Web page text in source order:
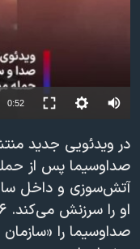
علم و فناوری
گالری عکس
آرشیو پخش زنده
انتخابات ریاست جمهوری
حمله جمهوری اسلامی
رمز مهسا
اعتراضات زن، زندگی،
مجموعه مستندهای
تریبونال مردمی آبان ۹۸
Auto
available
0:52
360p
480p
720p
در ویدئویی جدید
صداوسیما پس از
آتش‌سوزی و داخل
صداوسیما را «سازمان